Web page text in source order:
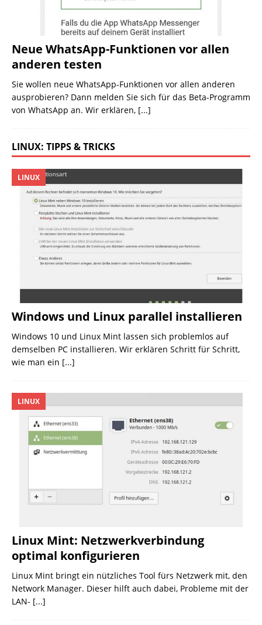
Neue WhatsApp-Funktionen vor allen
anderen testen
Sie wollen neue WhatsApp-Funktionen vor allen anderen
ausprobieren? Dann melden Sie sich für das Beta-Programm
von WhatsApp an. Wir erklären, [...]
LINUX: TIPPS & TRICKS
Windows und Linux parallel installieren
LINUX
Windows 10 und Linux Mint lassen sich problemlos auf
demselben PC installieren. Wir erklären Schritt für Schritt,
wie man ein [...]
Linux Mint: Netzwerkverbindung
optimal konfigurieren
LINUX
Linux Mint bringt ein nützliches Tool fürs Netzwerk mit, den
Network Manager. Dieser hilft auch dabei, Probleme mit der
LAN- [...]